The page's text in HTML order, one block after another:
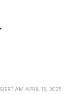
AM APRIL 15, 2025